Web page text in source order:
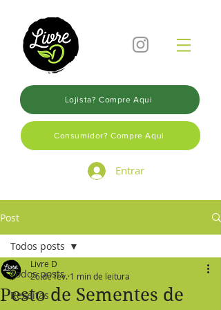
Lojista? Compre Aqui
Consumidor? Compre Aqui
Entrar
Post
Todos posts
Receitas
Todos posts
Pesto de Sementes de
Livre D
26 de fev. 1 min de leitura